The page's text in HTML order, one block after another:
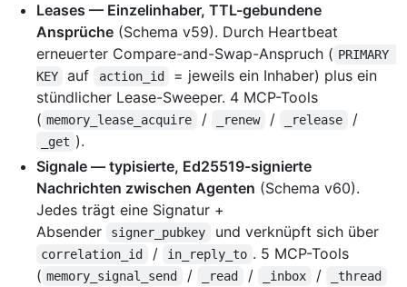
Leases — Einzelinhaber, TTL-gebundene
Ansprüche (Schema v59). Durch Heartbeat
erneuerter Compare-and-Swap-Anspruch ( PRIMARY
KEY
auf action_id
= jeweils ein Inhaber) plus ein
stündlicher Lease-Sweeper. 4 MCP-Tools
( memory_lease_acquire / _renew / _release /
_get ).
Signale — typisierte, Ed25519-signierte
Nachrichten zwischen Agenten (Schema v60).
Jedes trägt eine Signatur +
Absender
signer_pubkey und verknüpft sich über
correlation_id / in_reply_to . 5 MCP-Tools
( memory_signal_send / _read / _inbox / _thread